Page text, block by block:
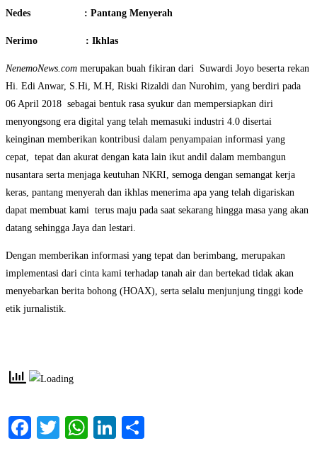
Nedes : Pantang Menyerah
Nerimo : Ikhlas
NenemoNews.com merupakan buah fikiran dari Suwardi Joyo beserta rekan
Hi. Edi Anwar, S.Hi, M.H, Riski Rizaldi dan Nurohim, yang berdiri pada
06 April 2018 sebagai bentuk rasa syukur dan mempersiapkan diri
menyongsong era digital yang telah memasuki industri 4.0 disertai
keinginan memberikan kontribusi dalam penyampaian informasi yang
cepat, tepat dan akurat dengan kata lain ikut andil dalam membangun
nusantara serta menjaga keutuhan NKRI, semoga dengan semangat kerja
keras, pantang menyerah dan ikhlas menerima apa yang telah digariskan
dapat membuat kami terus maju pada saat sekarang hingga masa yang akan
datang sehingga Jaya dan lestari.
Dengan memberikan informasi yang tepat dan berimbang, merupakan
implementasi dari cinta kami terhadap tanah air dan bertekad tidak akan
menyebarkan berita bohong (HOAX), serta selalu menjunjung tinggi kode
etik jurnalistik.
Facebook
TwitterWhatsApp
LinkedIn